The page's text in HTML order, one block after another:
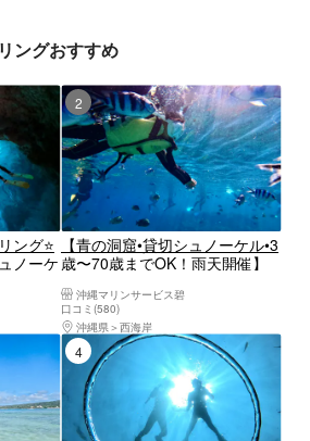
ングおすすめ
ング⭐️
ノーケ
ヤー
2位
【青の洞窟•貸切シュノーケル•3
歳〜70歳までOK！雨天開催】
真・動画撮影制限なし！無料撮
影☆女性スタッフ在籍☆当日予
約・泳げない方大歓迎☆シャワ
ー、ドライヤー完備!
沖縄マリンサービス碧
口コミ(580)
沖縄県
西海岸
4位